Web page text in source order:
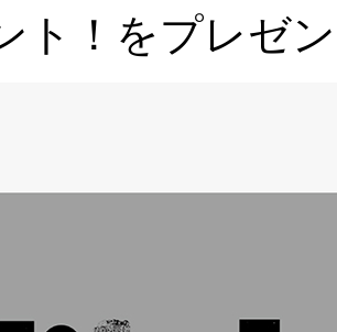
ト！をプレゼ